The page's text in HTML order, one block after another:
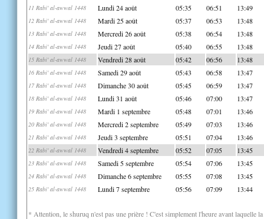
11 Rabi' al-awwal 1448 Lundi 24 août 05:35 06:51 13:49
12 Rabi' al-awwal 1448 Mardi 25 août 05:37 06:53 13:48
13 Rabi' al-awwal 1448 Mercredi 26 août 05:38 06:54 13:48
14 Rabi' al-awwal 1448 Jeudi 27 août 05:40 06:55 13:48
15 Rabi' al-awwal 1448 Vendredi 28 août 05:42 06:56 13:48
16 Rabi' al-awwal 1448 Samedi 29 août 05:43 06:58 13:47
17 Rabi' al-awwal 1448 Dimanche 30 août 05:45 06:59 13:47
18 Rabi' al-awwal 1448 Lundi 31 août 05:46 07:00 13:47
19 Rabi' al-awwal 1448 Mardi 1 septembre 05:48 07:01 13:46
20 Rabi' al-awwal 1448 Mercredi 2 septembre 05:49 07:03 13:46
21 Rabi' al-awwal 1448 Jeudi 3 septembre 05:51 07:04 13:46
22 Rabi' al-awwal 1448 Vendredi 4 septembre 05:52 07:05 13:45
23 Rabi' al-awwal 1448 Samedi 5 septembre 05:54 07:06 13:45
24 Rabi' al-awwal 1448 Dimanche 6 septembre 05:55 07:08 13:45
25 Rabi' al-awwal 1448 Lundi 7 septembre 05:56 07:09 13:44
* Attention, le shuruq n'est pas une prière ! C'est simplement l'heure avant laquelle